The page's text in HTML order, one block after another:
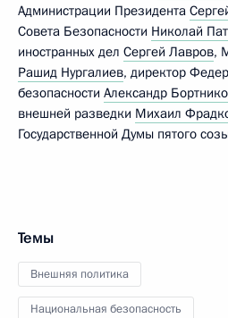
Администрации Президента
Совета Безопасности Николай
иностранных дел Сергей Лавров,
Рашид Нургалиев, директор
безопасности Александр
внешней разведки Михаил
Государственной Думы пятого
Темы
Внешняя политика
Национальная безопасность